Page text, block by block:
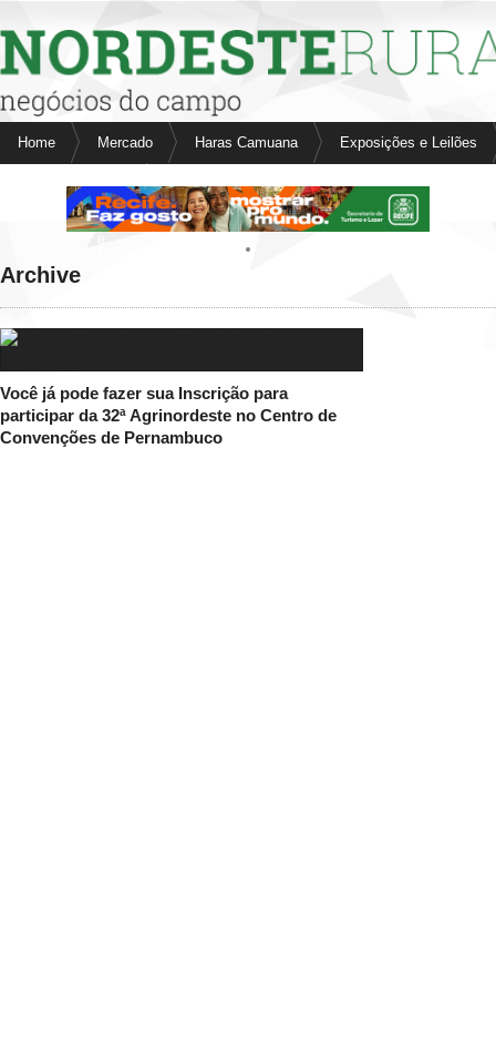
Nordeste Rural
Fale conosco Anuncie aqui
Home Mercado
Aves
Bovinos
Haras Camuana Exposições e Leilões
Archive
Você já pode fazer sua Inscrição para
participar da 32ª Agrinordeste no Centro de
Convenções de Pernambuco